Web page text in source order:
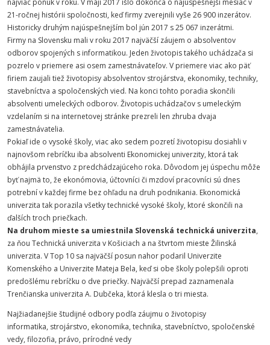
najviac ponúk v roku. V máji 2017 išlo dokonca o najúspešnejší mesiac v
21-ročnej histórii spoločnosti, keď firmy zverejnili vyše 26 900 inzerátov.
Historicky druhým najúspešnejším bol jún 2017 s 25 067 inzerátmi.
Firmy na Slovensku mali v roku 2017 najväčší záujem o absolventov
odborov spojených s informatikou. Jeden životopis takého uchádzača si
pozrelo v priemere asi osem zamestnávateľov. V priemere viac ako päť
firiem zaujali tiež životopisy absolventov strojárstva, ekonomiky, techniky,
stavebníctva a spoločenských vied. Na konci tohto poradia skončili
absolventi umeleckých odborov. Životopis uchádzačov s umeleckým
vzdelaním si na internetovej stránke prezreli len zhruba dvaja
zamestnávatelia.
Pokiaľ ide o vysoké školy, viac ako sedem pozretí životopisu dosiahli v
najnovšom rebríčku iba absolventi Ekonomickej univerzity, ktorá tak
obhájila prvenstvo z predchádzajúceho roka. Dôvodom jej úspechu môže
byť najmä to, že ekonómovia, účtovníci či mzdoví pracovníci sú dnes
potrební v každej firme bez ohľadu na druh podnikania. Ekonomická
univerzita tak porazila všetky technické vysoké školy, ktoré skončili na
ďalších troch priečkach.
Na druhom mieste sa umiestnila Slovenská technická univerzita,
za ňou Technická univerzita v Košiciach a na štvrtom mieste Žilinská
univerzita. V Top 10 sa najväčší posun nahor podaril Univerzite
Komenského a Univerzite Mateja Bela, keď si obe školy polepšili oproti
predošlému rebríčku o dve priečky. Najväčší prepad zaznamenala
Trenčianska univerzita A. Dubčeka, ktorá klesla o tri miesta.
Najžiadanejšie študijné odbory podľa záujmu o životopisy
informatika, strojárstvo, ekonomika, technika, stavebníctvo, spoločenské
vedy, filozofia, právo, prírodné vedy